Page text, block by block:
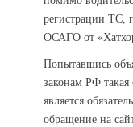
регистрации ТС,
ОСАГО от
Попытавшись
законам РФ
является
обращение на